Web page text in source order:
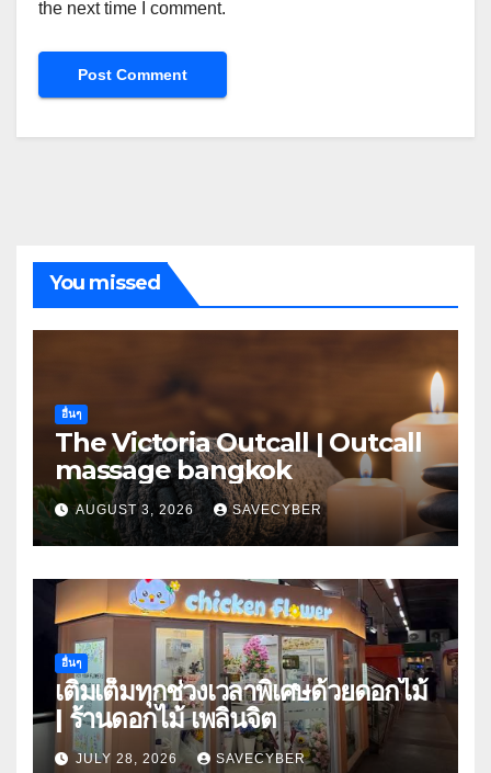
the next time I comment.
You missed
อื่นๆ
The Victoria Outcall | Outcall
massage bangkok
AUGUST 3, 2026 SAVECYBER
อื่นๆ
เติมเต็มทุกช่วงเวลาพิเศษด้วยดอกไม้
| ร้านดอกไม้ เพลินจิต
JULY 28, 2026 SAVECYBER